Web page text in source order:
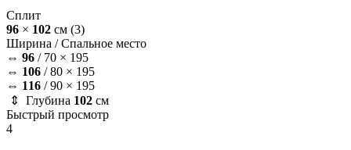
Сплит
96 × 102 см (3)
Ширина /Спальное место
⇔ 96 / 70 × 195
⇔ 106 /80 × 195
⇔ 116 /90 × 195
⇕ Глубина 102 см
Быстрый просмотр
4